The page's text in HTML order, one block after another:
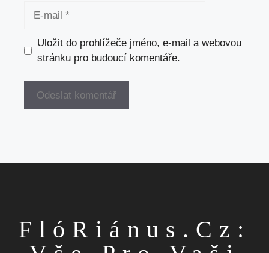
Uložit do prohlížeče jméno, e-mail a webovou
stránku pro budoucí komentáře.
FlóRiánus.cz: